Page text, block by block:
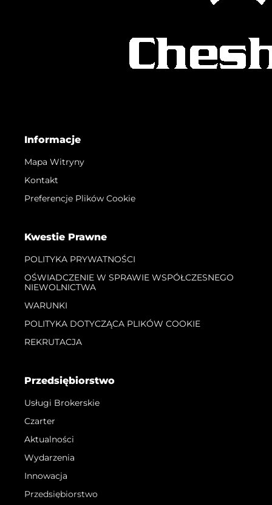
Informacje
Mapa Witryny
Kontakt
Preferencje Plików Cookie
Kwestie Prawne
POLITYKA PRYWATNOŚCI
OŚWIADCZENIE W SPRAWIE WSPÓŁCZESNEGO
NIEWOLNICTWA
WARUNKI
POLITYKA DOTYCZĄCA PLIKÓW COOKIE
REKRUTACJA
Przedsiębiorstwo
Usługi Brokerskie
Czarter
Aktualności
Wydarzenia
Innowacja
Przedsiębiorstwo